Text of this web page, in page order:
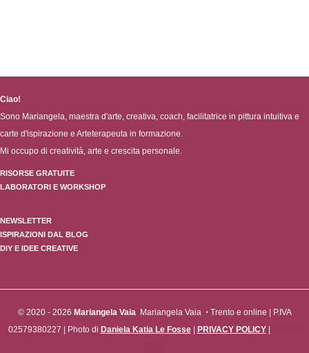
Ciao!
Sono Mariangela, maestra d'arte, creativa, coach, facilitatrice in pittura intuitiva e
carte d'ispirazione e Arteterapeuta in formazione.
Mi occupo di creatività, arte e crescita personale.
RISORSE GRATUITE
LABORATORI E WORKSHOP
NEWSLETTER
ISPIRAZIONI DAL BLOG
DIY E IDEE CREATIVE
© 2020 - 2026 Mariangela VaiaMariangela Vaia ⋅ Trento e online | P.IVA
02579380227 | Photo di Daniela Katia Le Fosse| PRIVACY POLICY|